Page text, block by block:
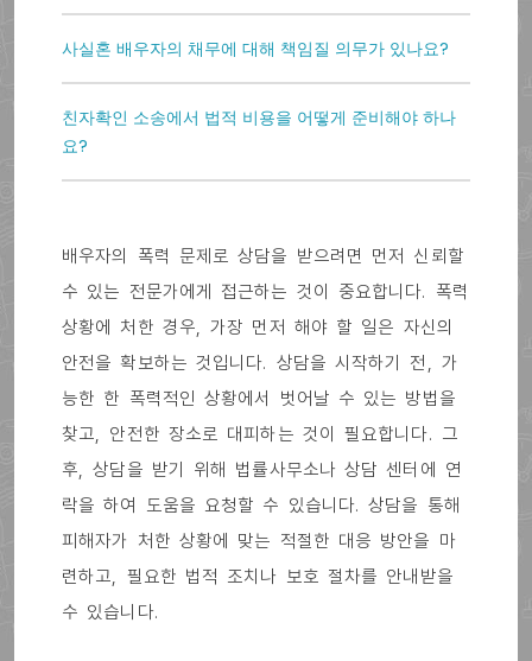
사실혼 배우자의 채무에 대해 책임질 의무가 있나요?
친자확인 소송에서 법적 비용을 어떻게 준비해야 하나
요?
배우자의 폭력 문제로 상담을 받으려면 먼저 신뢰할
수 있는 전문가에게 접근하는 것이 중요합니다. 폭력
상황에 처한 경우, 가장 먼저 해야 할 일은 자신의
안전을 확보하는 것입니다. 상담을 시작하기 전, 가
능한 한 폭력적인 상황에서 벗어날 수 있는 방법을
찾고, 안전한 장소로 대피하는 것이 필요합니다. 그
후, 상담을 받기 위해 법률사무소나 상담 센터에 연
락을 하여 도움을 요청할 수 있습니다. 상담을 통해
피해자가 처한 상황에 맞는 적절한 대응 방안을 마
련하고, 필요한 법적 조치나 보호 절차를 안내받을
수 있습니다.